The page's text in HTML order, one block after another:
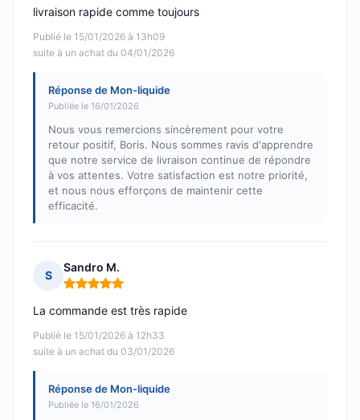
Publié le 15/01/2026 à 13h09
suite à un achat du 04/01/2026
livraison rapide comme toujours
Réponse de Mon-liquide
Publiée le 16/01/2026
Nous vous remercions sincèrement pour votre
retour positif, Boris. Nous sommes ravis d'apprendre
que notre service de livraison continue de répondre
à vos attentes. Votre satisfaction est notre priorité,
et nous nous efforçons de maintenir cette
efficacité.
S
Sandro M.
Note : 5 sur 5
Publié le 15/01/2026 à 12h33
suite à un achat du 03/01/2026
La commande est très rapide
Réponse de Mon-liquide
Publiée le 16/01/2026